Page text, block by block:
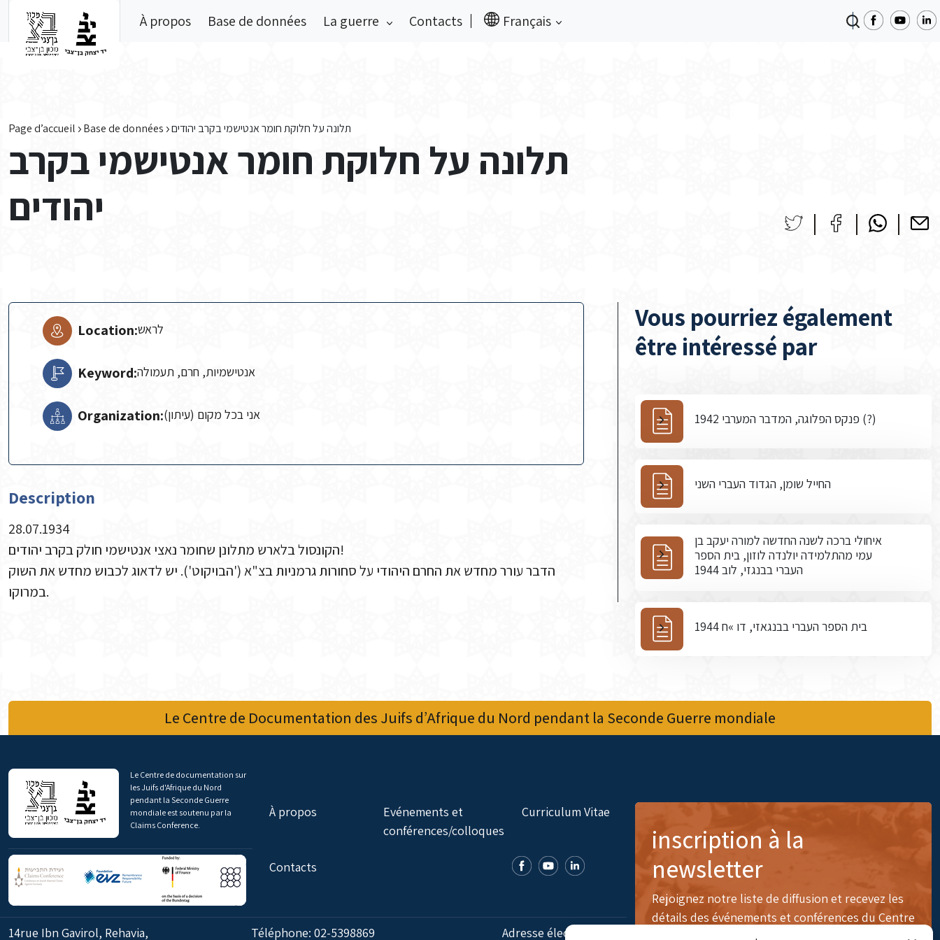
À propos Base de données La guerre Contacts Français
Page d’accueil Base de données תלונה על חלוקת חומר אנטישמי בקרב יהודים
תלונה על חלוקת חומר אנטישמי בקרב
יהודים
Location:לראש
Keyword:אנטישמיות, חרם, תעמולה
Organization:אני בכל מקום (עיתון)
Description
28.07.1934
הקונסול בלארש מתלונן שחומר נאצי אנטישמי חולק בקרב יהודים!
הדבר עורר מחדש את החרם היהודי על סחורות גרמניות בצ"א ('הבויקוט'). יש לדאוג לכבוש מחדש את השוק
במרוקו.
Vous pourriez également
être intéressé par
פנקס הפלוגה, המדבר המערבי 1942 (?)
החייל שומן, הגדוד העברי השני
איחולי ברכה לשנה החדשה למורה יעקב בן
עמי מהתלמידה יולנדה לוזון, בית הספר
העברי בבנגזי, לוב 1944
בית הספר העברי בבנגאזי, דו »ח 1944
Le Centre de Documentation des Juifs d’Afrique du Nord pendant la Seconde Guerre mondiale
Le Centre de documentation sur
les Juifs d'Afrique du Nord
pendant la Seconde Guerre
mondiale est soutenu par la
Claims Conference.
À propos
Evénements et
conférences/colloques
Curriculum Vitae
Contacts
14rue Ibn Gavirol, Rehavia, Téléphone:02-5398869 Adresse électronique:
inscription à la
newsletter
Rejoignez notre liste de diffusion et recevez les
détails des événements et conférences du Centre